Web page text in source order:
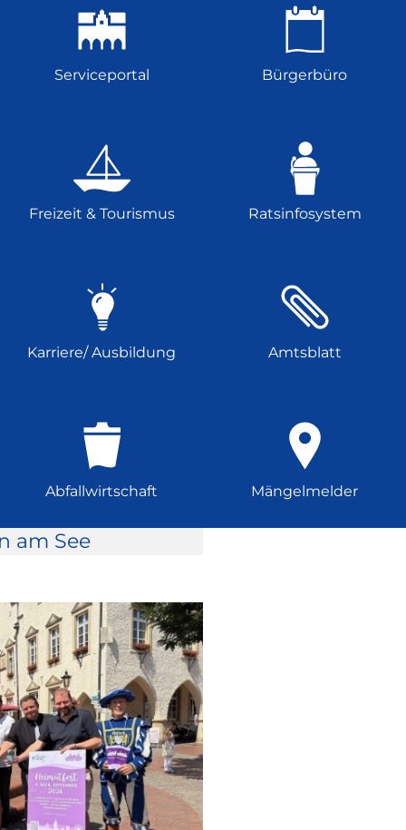
Serviceportal Bürgerbüro
Freizeit & Tourismus Ratsinfosystem
Karriere/ Ausbildung Amtsblatt
Abfallwirtschaft Mängelmelder
am See